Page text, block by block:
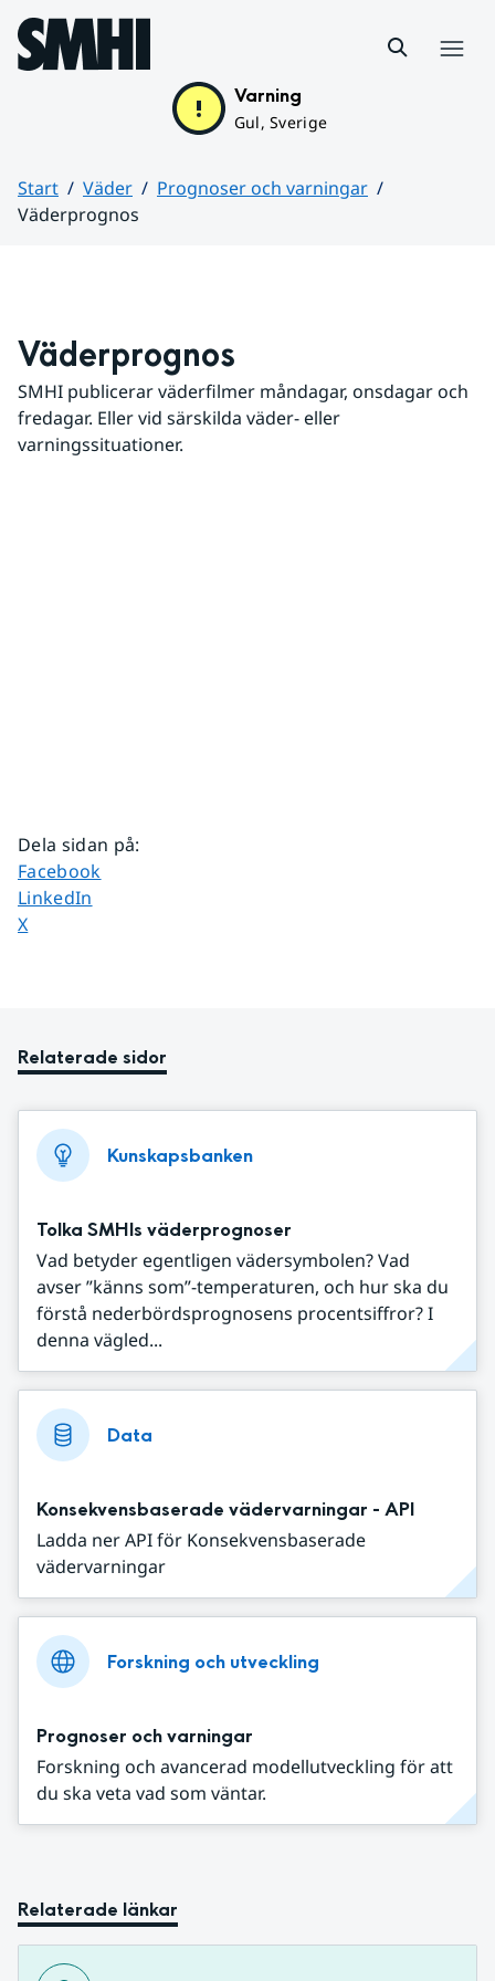
Hoppa till sidans innehåll
Varning
Gul, Sverige
Start Väder
Prognoser och varningar
Väderprognos
Väderprognos
SMHI publicerar väderfilmer måndagar, onsdagar och
fredagar. Eller vid särskilda väder- eller
varningssituationer.
Dela sidan på:
Dela sidan på
Facebook
Dela sidan på
LinkedIn
Dela sidan på
X
Relaterade sidor
Kunskapsbanken
Tolka SMHIs väderprognoser
Vad betyder egentligen vädersymbolen? Vad
avser ”känns som”-temperaturen, och hur ska du
förstå nederbördsprognosens procentsiffror? I
denna vägled...
Data
Konsekvensbaserade vädervarningar - API
Ladda ner API för Konsekvensbaserade
vädervarningar
Forskning och utveckling
Prognoser och varningar
Forskning och avancerad modellutveckling för att
du ska veta vad som väntar.
Relaterade länkar